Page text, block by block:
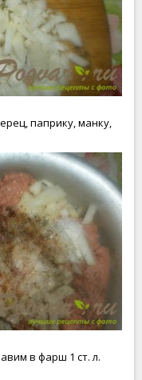
паприку, манку,
в фарш 1 ст. л.